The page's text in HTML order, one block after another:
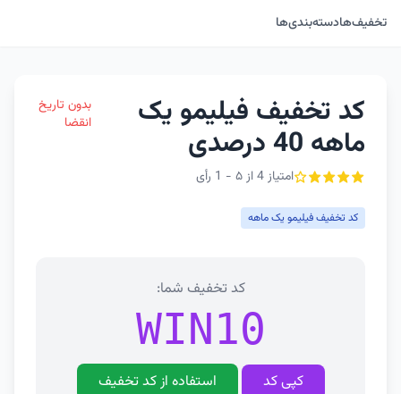
تخفیف‌هادسته‌بندی‌ها
کد تخفیف فیلیمو یک
ماهه 40 درصدی
امتیاز 4 از ۵ - 1 رأی
بدون تاریخ
انقضا
کد تخفیف فیلیمو یک ماهه
کد تخفیف شما:
WIN10
کپی کد استفاده از کد تخفیف